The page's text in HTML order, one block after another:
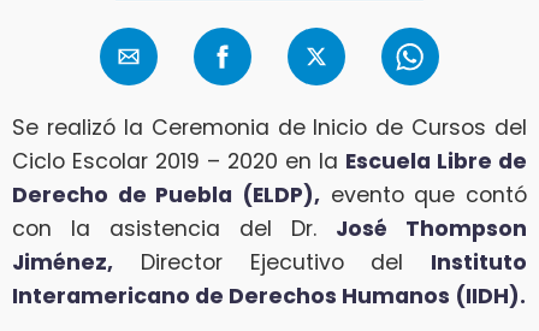
Se realizó la Ceremonia de Inicio de Cursos del
Ciclo Escolar 2019 – 2020 en la Escuela Libre de
Derecho de Puebla (ELDP), evento que contó
con la asistencia del Dr. José Thompson
Jiménez, Director Ejecutivo del Instituto
Interamericano de Derechos Humanos (IIDH).